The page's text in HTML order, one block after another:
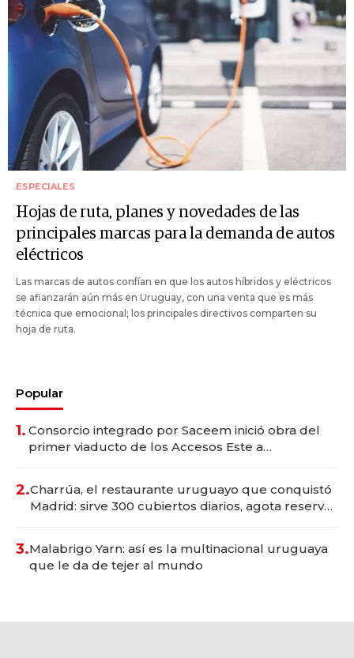
ESPECIALES
Hojas de ruta, planes y novedades de las
principales marcas para la demanda de autos
eléctricos
Las marcas de autos confían en que los autos híbridos y eléctricos
se afianzarán aún más en Uruguay, con una venta que es más
técnica que emocional; los principales directivos comparten su
hoja de ruta.
Popular
1. Consorcio integrado por Saceem inició obra del
primer viaducto de los Accesos Este a
2.Charrúa, el restaurante uruguayo que conquistó
Madrid: sirve 300 cubiertos diarios, agota reservas
3.Malabrigo Yarn: así es la multinacional uruguaya
que le da de tejer al mundo